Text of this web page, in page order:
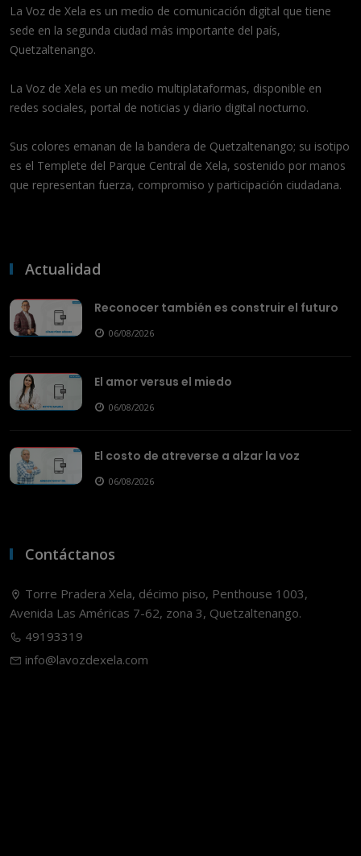
La Voz de Xela es un medio de comunicación digital que tiene
sede en la segunda ciudad más importante del país,
Quetzaltenango.
La Voz de Xela es un medio multiplataformas, disponible en
redes sociales, portal de noticias y diario digital nocturno.
Sus colores emanan de la bandera de Quetzaltenango; su isotipo
es el Templete del Parque Central de Xela, sostenido por manos
que representan fuerza, compromiso y participación ciudadana.
Actualidad
Reconocer también es construir el futuro
06/08/2026
El amor versus el miedo
06/08/2026
El costo de atreverse a alzar la voz
06/08/2026
Contáctanos
Torre Pradera Xela, décimo piso, Penthouse 1003,
Avenida Las Américas 7-62, zona 3, Quetzaltenango.
49193319
info@lavozdexela.com